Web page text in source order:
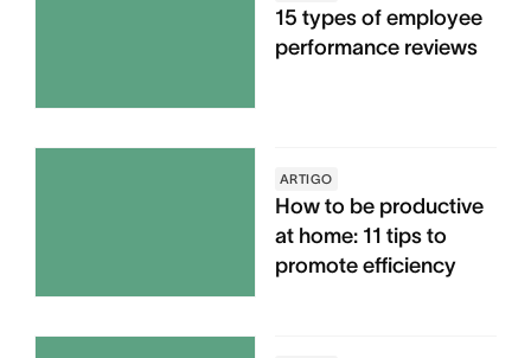
15 types of employee
performance reviews
ARTIGO
How to be productive
at home: 11 tips to
promote efficiency